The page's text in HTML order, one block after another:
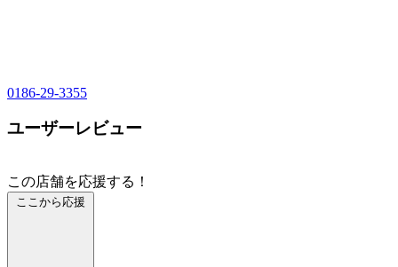
0186-29-3355
ユーザーレビュー
この店舗を応援する！
ここから応援